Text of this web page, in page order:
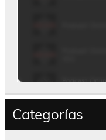
Categorías